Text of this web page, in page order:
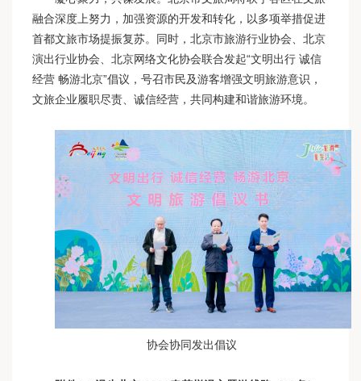
融合深度上努力，加强资源的开发和转化，以多项举措促进
首都文旅市场提振复苏。同时，北京市旅游行业协会、北京
演出行业协会、北京网络文化协会联合发起“文明出行 诚信
经营 畅游北京”倡议，号召市民及游客增强文明旅游意识，
文旅企业履职尽责、诚信经营，共同构建和谐旅游环境。
协会协同发出倡议